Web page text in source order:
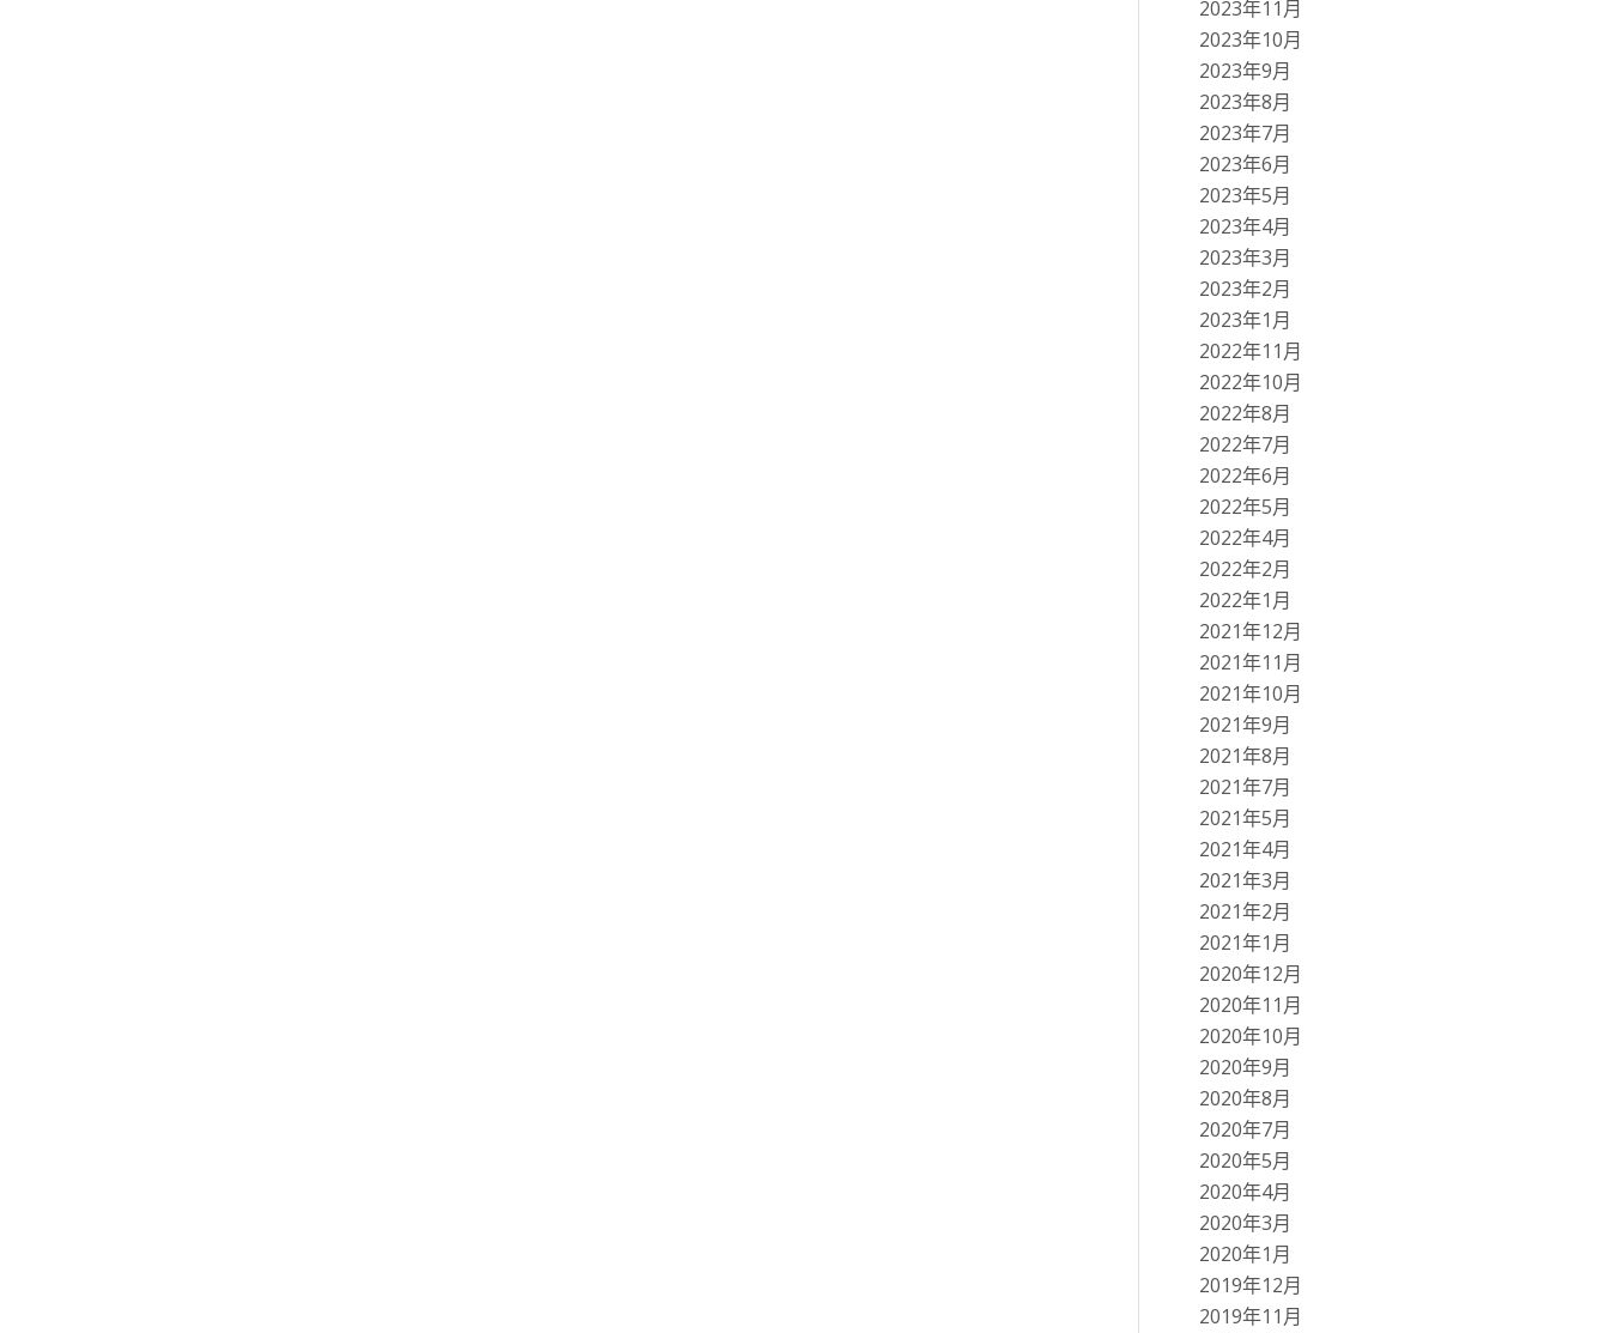
2023年11月
2023年10月
2023年9月
2023年8月
2023年7月
2023年6月
2023年5月
2023年4月
2023年3月
2023年2月
2023年1月
2022年11月
2022年10月
2022年8月
2022年7月
2022年6月
2022年5月
2022年4月
2022年2月
2022年1月
2021年12月
2021年11月
2021年10月
2021年9月
2021年8月
2021年7月
2021年5月
2021年4月
2021年3月
2021年2月
2021年1月
2020年12月
2020年11月
2020年10月
2020年9月
2020年8月
2020年7月
2020年5月
2020年4月
2020年3月
2020年1月
2019年12月
2019年11月